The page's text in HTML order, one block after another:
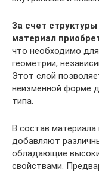
За счет
материал
что необходимо
геометрии,
Этот слой
неизменной форме
типа.
В состав материала
добавляют
обладающие
свойствами.